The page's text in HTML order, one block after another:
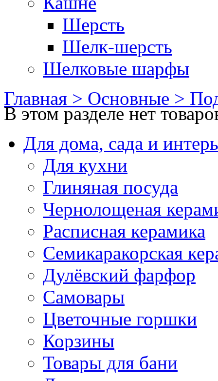
Шерсть
Шелк-шерсть
Шелковые шарфы
Главная > Основные >
В этом разделе нет
Для дома, сада и
Для кухни
Глиняная посуда
Чернолощеная
Расписная керамика
Семикаракорская
Дулёвский фарфор
Самовары
Цветочные горшки
Корзины
Товары для бани